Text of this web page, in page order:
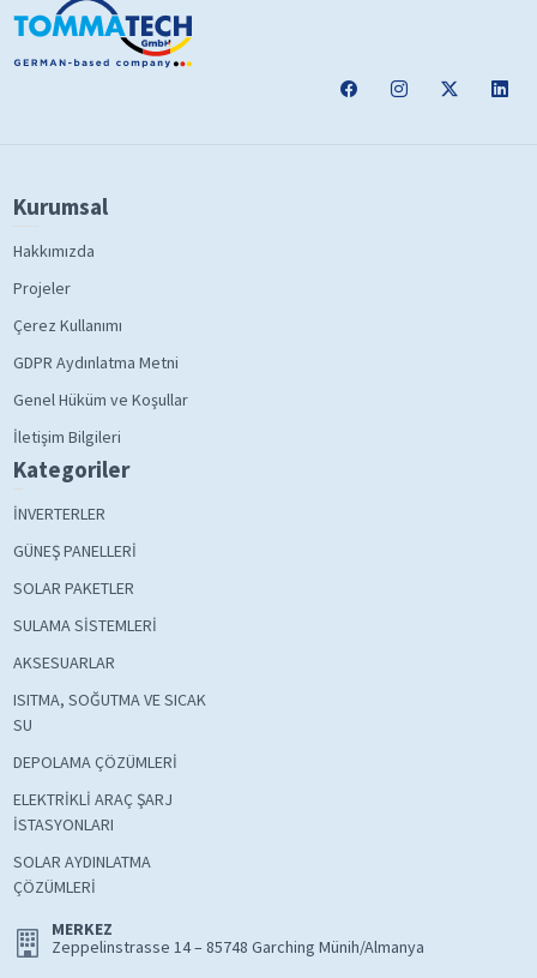
Kurumsal
Hakkımızda
Projeler
Çerez Kullanımı
GDPR Aydınlatma Metni
Genel Hüküm ve Koşullar
İletişim Bilgileri
Kategoriler
İNVERTERLER
GÜNEŞ PANELLERİ
SOLAR PAKETLER
SULAMA SİSTEMLERİ
AKSESUARLAR
ISITMA, SOĞUTMA VE SICAK
SU
DEPOLAMA ÇÖZÜMLERİ
ELEKTRİKLİ ARAÇ ŞARJ
İSTASYONLARI
SOLAR AYDINLATMA
ÇÖZÜMLERİ
MERKEZ
Zeppelinstrasse 14 – 85748 Garching Münih/Almanya